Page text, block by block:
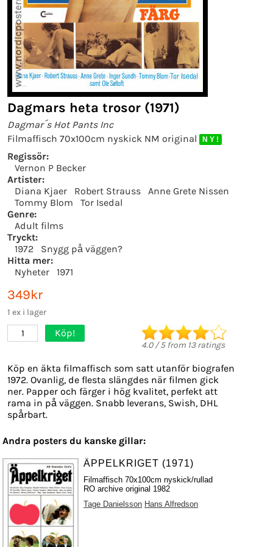
Dagmars heta trosor (1971)
Dagmar´s Hot Pants Inc
Filmaffisch 70x100cm nyskick NM original
N Y !
Regissör:
Vernon P Becker
Artister:
Diana Kjaer
Robert Strauss
Anne Grete Nissen
Tommy Blom
Tor Isedal
Genre:
Adult films
Tryckt:
1972
Snygg på väggen?
Hitta mer:
Nyheter
1971
349kr
1 ex i lager
1 Köp!
4.0/5from 13ratings
Köp en äkta filmaffisch som satt utanför biografen
1972. Ovanlig, de flesta slängdes när filmen gick
ner. Papper och färger i hög kvalitet, perfekt att
rama in på väggen. Snabb leverans, Swish, DHL
spårbart.
Andra posters du kanske gillar:
ÄPPELKRIGET (1971)
Filmaffisch 70x100cm nyskick/rullad
RO archive original 1982
Tage Danielsson Hans Alfredson